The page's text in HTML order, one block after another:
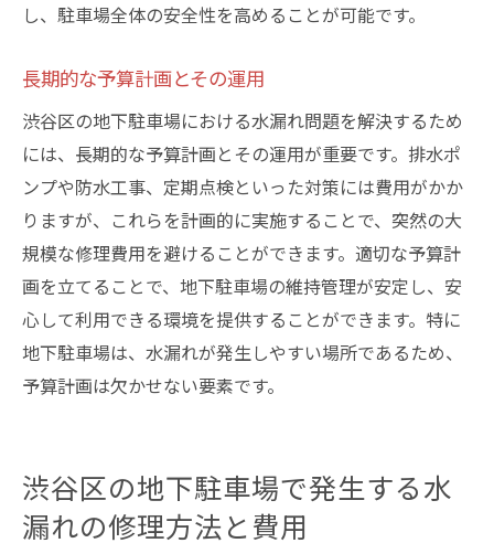
し、駐車場全体の安全性を高めることが可能です。
長期的な予算計画とその運用
渋谷区の地下駐車場における水漏れ問題を解決するため
には、長期的な予算計画とその運用が重要です。排水ポ
ンプや防水工事、定期点検といった対策には費用がかか
りますが、これらを計画的に実施することで、突然の大
規模な修理費用を避けることができます。適切な予算計
画を立てることで、地下駐車場の維持管理が安定し、安
心して利用できる環境を提供することができます。特に
地下駐車場は、水漏れが発生しやすい場所であるため、
予算計画は欠かせない要素です。
渋谷区の地下駐車場で発生する水
漏れの修理方法と費用